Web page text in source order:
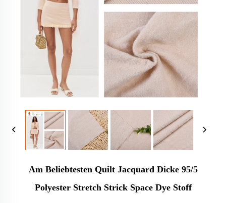
Am Beliebtesten Quilt Jacquard Dicke 95/5
Polyester Stretch Strick Space Dye Stoff